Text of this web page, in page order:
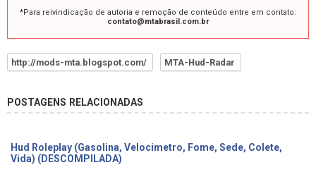
*Para reivindicação de autoria e remoção de conteúdo entre em contato:
contato@mtabrasil.com.br
http://mods-mta.blogspot.com/ MTA-Hud-Radar
POSTAGENS RELACIONADAS
Hud Roleplay (Gasolina, Velocimetro, Fome, Sede, Colete,
Vida) (DESCOMPILADA)